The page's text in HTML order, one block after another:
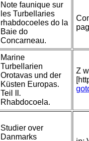
Note faunique sur
les Turbellaries
rhabdocoeles do la
Baie do
Concarneau.
Marine
Turbellarien
Orotavas und der
Küsten Europas.
Teil II.
Rhabdocoela.
Z
Studier over
Danmarks